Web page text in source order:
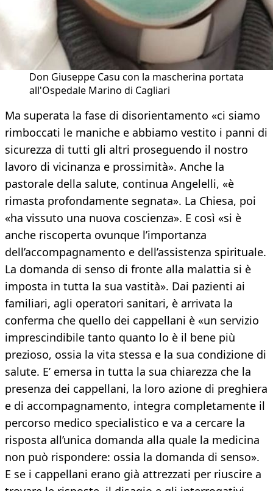
Don Giuseppe Casu con la mascherina portata
all'Ospedale Marino di Cagliari
Ma superata la fase di disorientamento «ci siamo
rimboccati le maniche e abbiamo vestito i panni di
sicurezza di tutti gli altri proseguendo il nostro
lavoro di vicinanza e prossimità». Anche la
pastorale della salute, continua Angelelli, «è
rimasta profondamente segnata». La Chiesa, poi
«ha vissuto una nuova coscienza». E così «si è
anche riscoperta ovunque l’importanza
dell’accompagnamento e dell’assistenza spirituale.
La domanda di senso di fronte alla malattia si è
imposta in tutta la sua vastità». Dai pazienti ai
familiari, agli operatori sanitari, è arrivata la
conferma che quello dei cappellani è «un servizio
imprescindibile tanto quanto lo è il bene più
prezioso, ossia la vita stessa e la sua condizione di
salute. E’ emersa in tutta la sua chiarezza che la
presenza dei cappellani, la loro azione di preghiera
e di accompagnamento, integra completamente il
percorso medico specialistico e va a cercare la
risposta all’unica domanda alla quale la medicina
non può rispondere: ossia la domanda di senso».
E se i cappellani erano già attrezzati per riuscire a